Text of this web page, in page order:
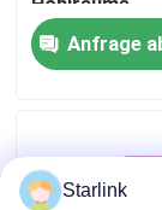
Spezialfarbe
Mark für
American
Spritzgießerei
Anfrage
Starlink